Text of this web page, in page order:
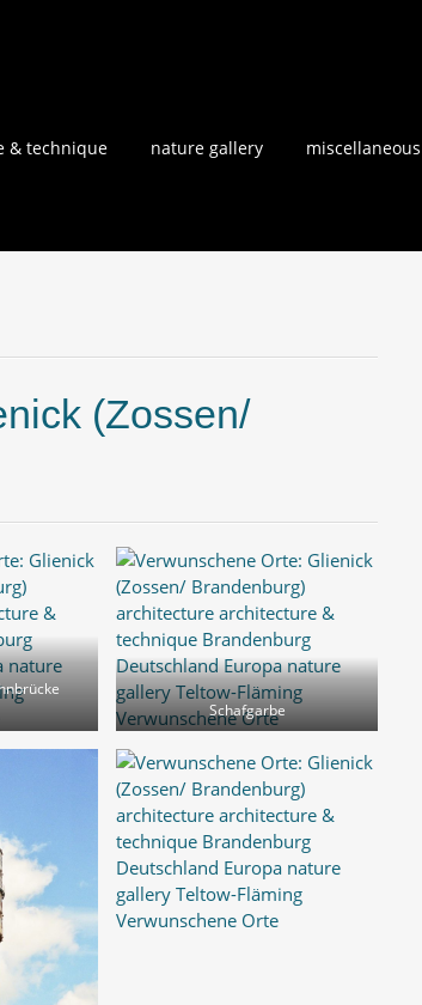
& technique nature gallery miscellaneous
(Zossen/
Schafgarbe